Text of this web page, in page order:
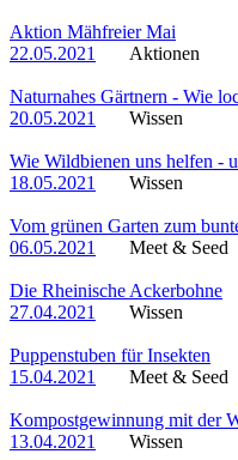
Aktion Mähfreier Mai
22.05.2021
Aktionen
Naturnahes Gärtnern - Wie
20.05.2021
Wissen
Wie Wildbienen uns helfen -
18.05.2021
Wissen
Vom grünen Garten zum
06.05.2021
Meet & Seed
Die Rheinische Ackerbohne
27.04.2021
Wissen
Puppenstuben für Insekten
15.04.2021
Meet & Seed
Kompostgewinnung mit der
13.04.2021
Wissen